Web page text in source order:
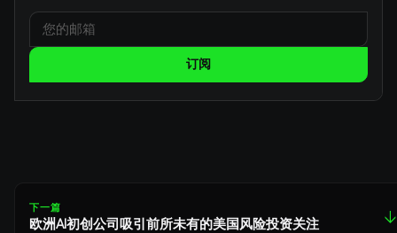
订阅
下一篇
欧洲AI初创公司吸引前所未有的美国风险投资关注 ↓